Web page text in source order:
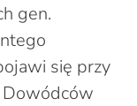
gen.
się przy
Dowódców